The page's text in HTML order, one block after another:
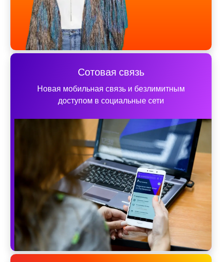
Сотовая связь
Новая мобильная связь и безлимитным
доступом в социальные сети